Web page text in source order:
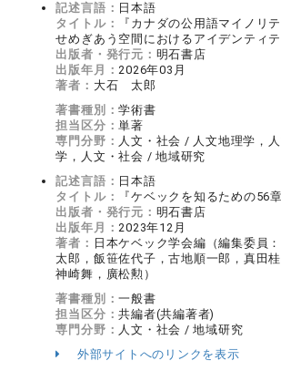
記述言語： 日本語
タイトル：
『カナダの公用語マイノリ
せめぎあう空間におけるアイデンティ
出版者・発行元： 明石書店
出版年月：2026年03月
著者： 大石 太郎
著書種別：学術書
担当区分：単著
専門分野： 人文・社会 / 人文地理学，
学，人文・社会 / 地域研究
記述言語： 日本語
タイトル：
『ケベックを知るための56
出版者・発行元： 明石書店
出版年月：2023年12月
著者： 日本ケベック学会編（編集委員
太郎，飯笹佐代子，古地順一郎，真田
神崎舞，廣松勲）
著書種別：一般書
担当区分：共編者(共編著者)
専門分野： 人文・社会 / 地域研究
外部サイトへのリンクを表示